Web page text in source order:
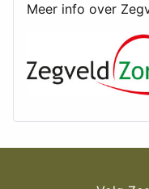
Meer info over